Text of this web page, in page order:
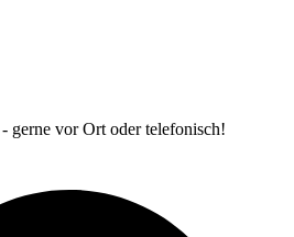
gerne vor Ort oder telefonisch!